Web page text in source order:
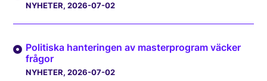
NYHETER, 2026-07-02
Politiska hanteringen av masterprogram väcker
frågor
NYHETER, 2026-07-02